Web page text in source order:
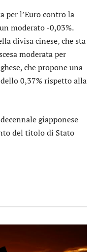
per l’Euro contro la
moderato -0,03%.
divisa cinese, che sta
moderata per
, che propone una
0,37% rispetto alla
giapponese
del titolo di Stato